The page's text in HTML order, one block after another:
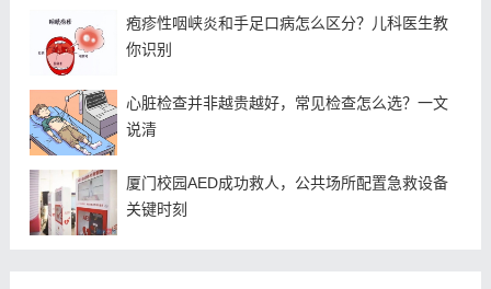
疱疹性咽峡炎和手足口病怎么区分？儿科医生教
你识别
心脏检查并非越贵越好，常见检查怎么选？一文
说清
厦门校园AED成功救人，公共场所配置急救设备
关键时刻